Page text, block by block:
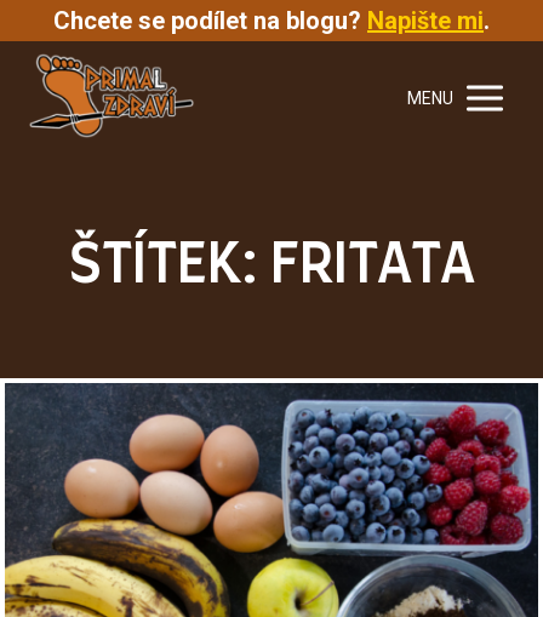
Chcete se podílet na blogu? Napište mi.
MENU
ŠTÍTEK: FRITATA